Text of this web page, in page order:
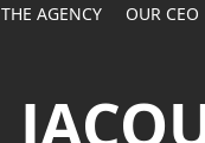
THE AGENCY OUR CEO